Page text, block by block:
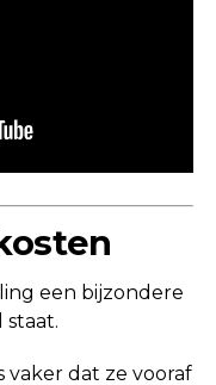
een bijzondere
staat.
vaker dat ze vooraf